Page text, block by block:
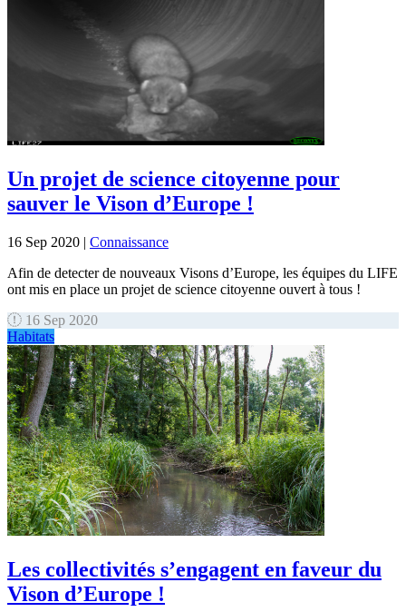
Un projet de science citoyenne pour
sauver le Vison d’Europe !
16 Sep 2020 | Connaissance
Afin de detecter de nouveaux Visons d’Europe, les équipes du LIFE
ont mis en place un projet de science citoyenne ouvert à tous !
16 Sep 2020
Habitats
Les collectivités s’engagent en faveur du
Vison d’Europe !